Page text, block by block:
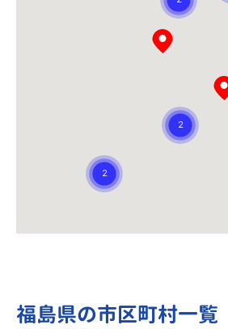
福島県の市区町村一覧